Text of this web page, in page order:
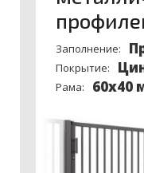
Заполнение:
Покрытие:
Рама: 60x40